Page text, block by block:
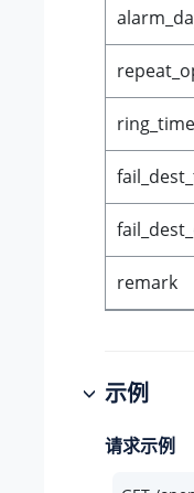
remark
示例
请求示例